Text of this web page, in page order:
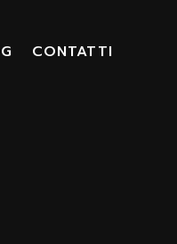
CONTATTI